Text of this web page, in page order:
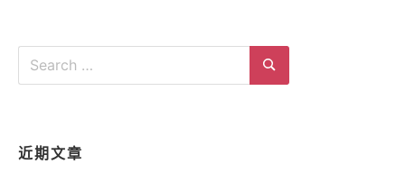
Search
Search
近期文章